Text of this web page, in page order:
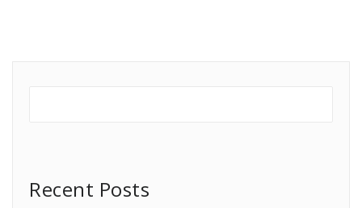
Recent Posts